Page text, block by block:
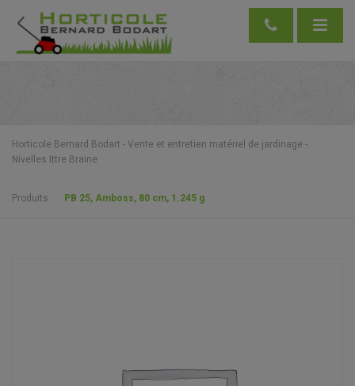
Horticole Bernard Bodart - Vente et entretien matériel de jardinage -
Nivelles Ittre Braine
Produits PB 25, Amboss, 80 cm, 1.245 g